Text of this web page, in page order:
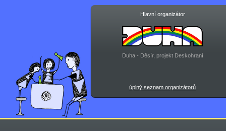
Hlavní organizátor
Duha - Děsír, projekt Deskohraní
úplný seznam organizátorů